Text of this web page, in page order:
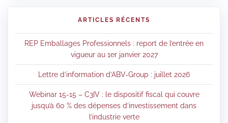
ARTICLES RÉCENTS
REP Emballages Professionnels : report de l’entrée en
vigueur au 1er janvier 2027
Lettre d’information d’ABV-Group : juillet 2026
Webinar 15-15 – C3IV : le dispositif fiscal qui couvre
jusqu’à 60 % des dépenses d’investissement dans
l’industrie verte